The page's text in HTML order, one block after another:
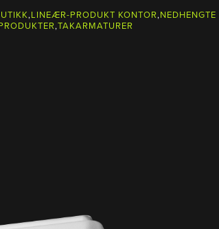
,TAKARMATURER
,LINEÆR-PRODUKT KONTOR,